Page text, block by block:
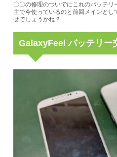
〇〇の修理のついでにこれのバッテ
主で今使っているのと前回メインと
せでしょうかね？
GalaxyFeel バッテリー